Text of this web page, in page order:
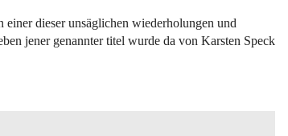
einer dieser unsäglichen wiederholungen und
jener genannter titel wurde da von Karsten Speck